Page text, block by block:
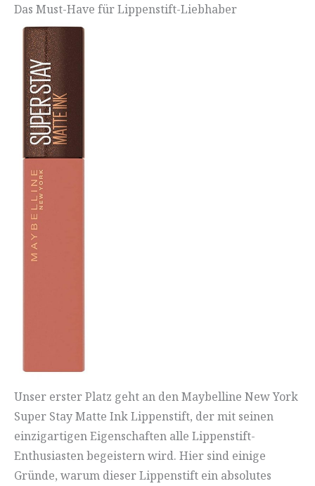
Das Must-Have für Lippenstift-Liebhaber
Unser erster Platz geht an den Maybelline New York
Super Stay Matte Ink Lippenstift, der mit seinen
einzigartigen Eigenschaften alle Lippenstift-
Enthusiasten begeistern wird. Hier sind einige
Gründe, warum dieser Lippenstift ein absolutes